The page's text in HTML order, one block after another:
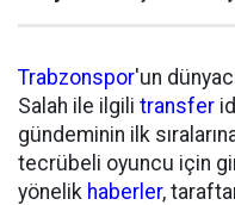
Trabzonspor'un
Salah ile ilgili transfer
gündeminin ilk
tecrübeli oyuncu için
yönelik haberler,